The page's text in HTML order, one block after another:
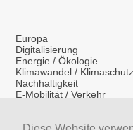
Europa
Digitalisierung
Energie / Ökologie
Klimawandel / Klimaschutz
Nachhaltigkeit
E-Mobilität / Verkehr
Vorträge / Keynotes